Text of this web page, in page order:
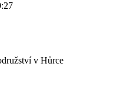
v Hůrce